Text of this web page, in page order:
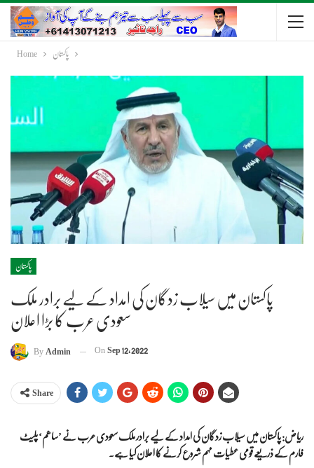
Home پاکستان
پاکستان
پاکستان میں سیلاب زدگان کی امداد کے لیے برادر ملک
سعودی عرب کا بڑا اعلان
ByAdmin OnSep 12, 2022
Share
ریاض: پاکستان میں سیلاب زدگان کی امداد کے لیے برادر ملک سعودی عرب نے ’ساھم‘ پلیٹ
فارم کے ذریعے قومی عطیات مہم شروع کرنے کا اعلان کیا ہے۔